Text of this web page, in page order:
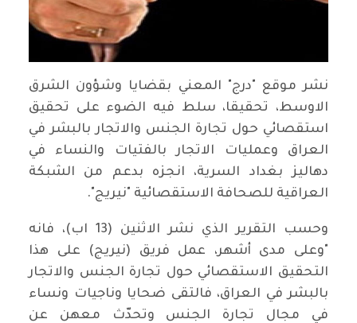
نشر موقع "درج" المعني بقضايا وشؤون الشرق
الاوسط، تحقيقا، سلط فيه الضوء على تحقيق
استقصائي حول تجارة الجنس والاتجار بالبشر في
العراق وعمليات الاتجار بالفتيات والنساء في
دهاليز بغداد السرية، انجزه بدعم من الشبكة
العراقية للصحافة الاستقصائية "نيريج".
وحسب التقرير الذي نشر الاثنين (13 اب)، فانه
"وعلى مدى أشهر، عمل فريق (نيريج) على هذا
التحقيق الاستقصائي حول تجارة الجنس والاتجار
بالبشر في العراق، فالتقى ضحايا وناجيات ونساء
في مجال تجارة الجنس وتحدّث معهن عن